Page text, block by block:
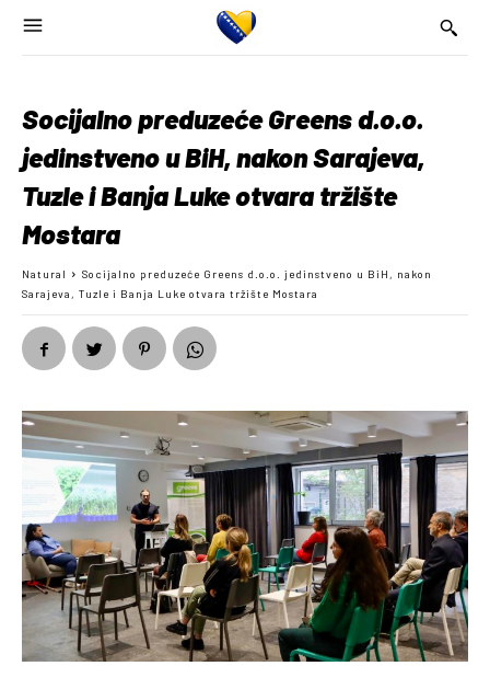
Socijalno preduzeće Greens d.o.o.
jedinstveno u BiH, nakon Sarajeva,
Tuzle i Banja Luke otvara tržište
Mostara
Natural
Socijalno preduzeće Greens d.o.o. jedinstveno u BiH, nakon
Sarajeva, Tuzle i Banja Luke otvara tržište Mostara